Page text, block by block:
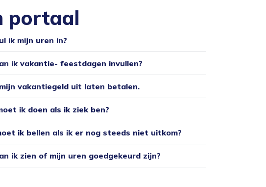
portaal
ik mijn uren in?
ik vakantie- feestdagen invullen?
vakantiegeld uit laten betalen.
ik doen als ik ziek ben?
ik bellen als ik er nog steeds niet uitkom?
ik zien of mijn uren goedgekeurd zijn?